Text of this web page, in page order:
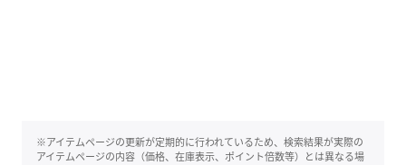
※アイテムページの更新が定期的に行われているため、検索結果が実際の
アイテムページの内容（価格、在庫表示、ポイント倍数等）とは異なる場